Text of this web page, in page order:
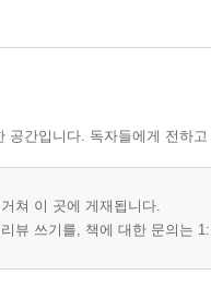
공간입니다. 독자들에게 전하
쳐 이 곳에 게재됩니다.
뷰 쓰기를, 책에 대한 문의는